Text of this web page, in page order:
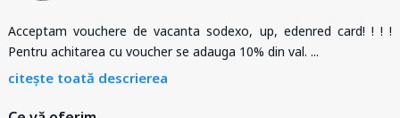
Acceptam vouchere de vacanta sodexo, up, edenred card! ! ! !
Pentru achitarea cu voucher se adauga 10% din val. ...
citește toată descrierea